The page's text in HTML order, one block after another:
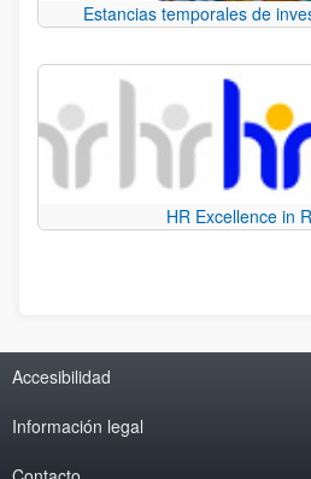
Estancias temporales de
HR Excellence in
Accesibilidad
Información legal